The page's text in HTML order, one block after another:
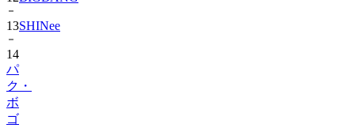
14
パ
ク・
ボ
ゴ
ム